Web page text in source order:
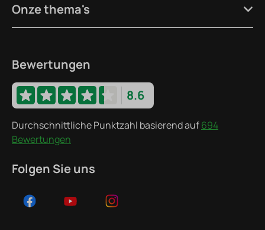
Onze thema's
Bewertungen
8.6
Durchschnittliche Punktzahl basierend auf694
Bewertungen
Folgen Sie uns